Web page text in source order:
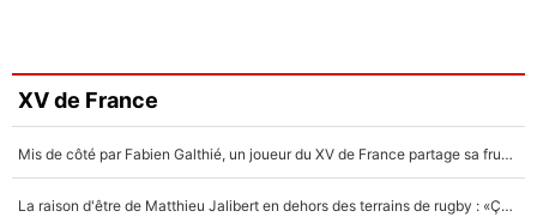
XV de France
Mis de côté par Fabien Galthié, un joueur du XV de France partage sa frustration : «ils ne me l’ont pas dit tout de suite»
La raison d'être de Matthieu Jalibert en dehors des terrains de rugby : «Ça m'atteint autant que si tu touches à un membre de ma famille»